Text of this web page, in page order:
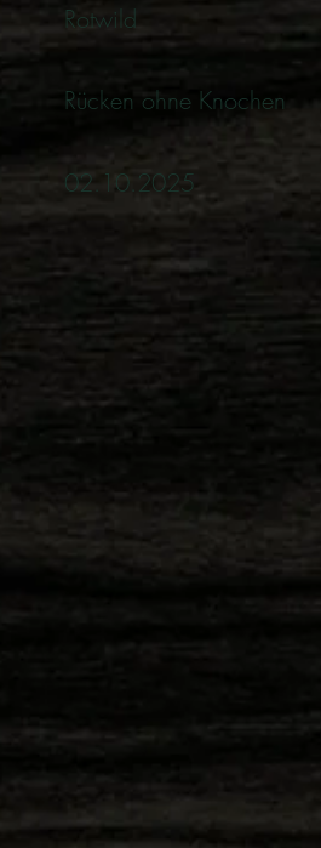
Rotwild
Rücken ohne Knochen
02.10.2025